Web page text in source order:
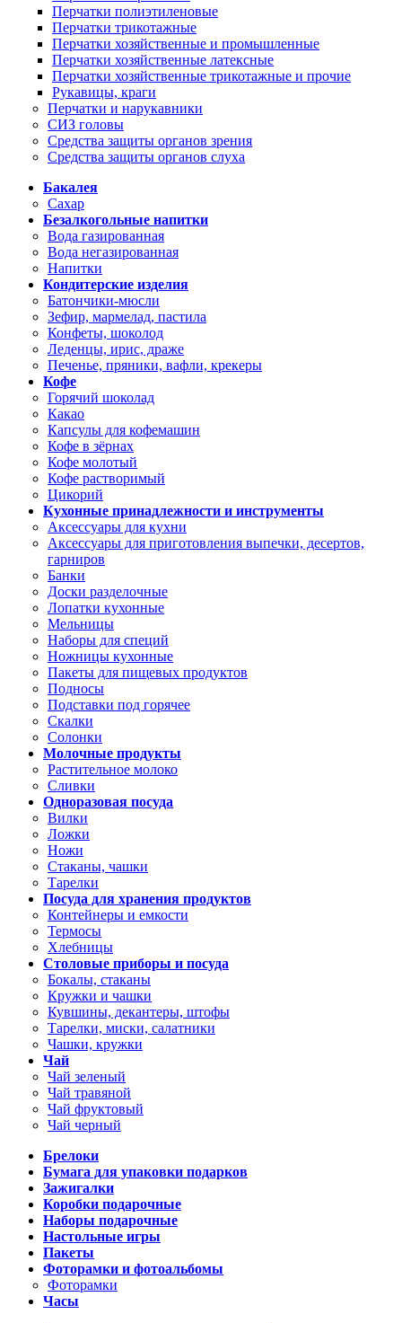
Перчатки полиэтиленовые
Перчатки трикотажные
Перчатки хозяйственные и промышленные
Перчатки хозяйственные латексные
Перчатки хозяйственные трикотажные и прочие
Рукавицы, краги
Перчатки и нарукавники
СИЗ головы
Средства защиты органов зрения
Средства защиты органов слуха
Бакалея
Сахар
Безалкогольные напитки
Вода газированная
Вода негазированная
Напитки
Кондитерские изделия
Батончики-мюсли
Зефир, мармелад, пастила
Конфеты, шоколод
Леденцы, ирис, драже
Печенье, пряники, вафли, крекеры
Кофе
Горячий шоколад
Какао
Капсулы для кофемашин
Кофе в зёрнах
Кофе молотый
Кофе растворимый
Цикорий
Кухонные принадлежности и инструменты
Аксессуары для кухни
Аксессуары для приготовления выпечки, десертов,
гарниров
Банки
Доски разделочные
Лопатки кухонные
Мельницы
Наборы для специй
Ножницы кухонные
Пакеты для пищевых продуктов
Подносы
Подставки под горячее
Скалки
Солонки
Молочные продукты
Растительное молоко
Сливки
Одноразовая посуда
Вилки
Ложки
Ножи
Стаканы, чашки
Тарелки
Посуда для хранения продуктов
Контейнеры и емкости
Термосы
Хлебницы
Столовые приборы и посуда
Бокалы, стаканы
Кружки и чашки
Кувшины, декантеры, штофы
Тарелки, миски, салатники
Чашки, кружки
Чай
Чай зеленый
Чай травяной
Чай фруктовый
Чай черный
Брелоки
Бумага для упаковки подарков
Зажигалки
Коробки подарочные
Наборы подарочные
Настольные игры
Пакеты
Фоторамки и фотоальбомы
Фоторамки
Часы